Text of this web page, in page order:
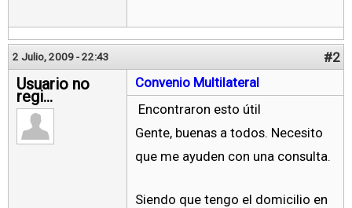
2 Julio, 2009 - 22:43 #2
Usuario no
regi...
Convenio Multilateral
Encontraron esto útil
Gente, buenas a todos. Necesito
que me ayuden con una consulta.
Siendo que tengo el domicilio en